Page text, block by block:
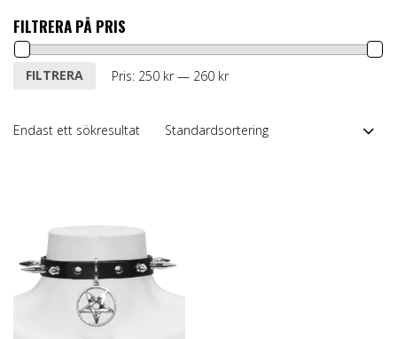
FILTRERA PÅ PRIS
Min
MaxFILTRERA Pris: 250 kr— 260 kr
Endast ett sökresultat